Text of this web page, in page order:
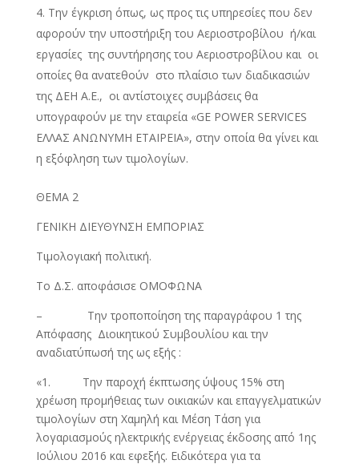
Την έγκριση όπως, ως προς τις υπηρεσίες που δεν
αφορούν την υποστήριξη του Αεριοστροβίλου ή/και
εργασίες της συντήρησης του Αεριοστροβίλου και οι
οποίες θα ανατεθούν στο πλαίσιο των διαδικασιών
της ΔΕΗ Α.Ε., οι αντίστοιχες συμβάσεις θα
υπογραφούν με την εταιρεία «GE POWER SERVICES
ΕΛΛΑΣ ΑΝΩΝΥΜΗ ΕΤΑΙΡΕΙΑ», στην οποία θα γίνει και
η εξόφληση των τιμολογίων.
ΘΕΜΑ 2
ΓΕΝΙΚΗ ΔΙΕΥΘΥΝΣΗ ΕΜΠΟΡΙΑΣ
Τιμολογιακή πολιτική.
Το Δ.Σ. αποφάσισε ΟΜΟΦΩΝΑ
– Την τροποποίηση της παραγράφου 1 της
Απόφασης Διοικητικού Συμβουλίου και την
αναδιατύπωσή της ως εξής :
«1. Την παροχή έκπτωσης ύψους 15% στη
χρέωση προμήθειας των οικιακών και επαγγελματικών
τιμολογίων στη Χαμηλή και Μέση Τάση για
λογαριασμούς ηλεκτρικής ενέργειας έκδοσης από 1ης
Ιούλιου 2016 και εφεξής. Ειδικότερα για τα